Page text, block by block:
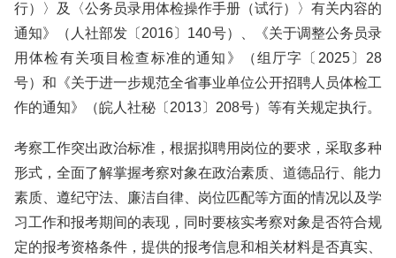
行）〉及〈公务员录用体检操作手册（试行）〉有关内容的
通知》（人社部发〔2016〕140号）、《关于调整公务员录
用体检有关项目检查标准的通知》（组厅字〔2025〕28
号）和《关于进一步规范全省事业单位公开招聘人员体检工
作的通知》（皖人社秘〔2013〕208号）等有关规定执行。
考察工作突出政治标准，根据拟聘用岗位的要求，采取多种
形式，全面了解掌握考察对象在政治素质、道德品行、能力
素质、遵纪守法、廉洁自律、岗位匹配等方面的情况以及学
习工作和报考期间的表现，同时要核实考察对象是否符合规
定的报考资格条件，提供的报考信息和相关材料是否真实、